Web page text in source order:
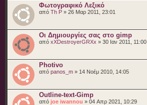
Φωτογραφικό Λεξικό
από Th P » 26 Μαρ 2011, 23:01
Οι Δημιουργίες σας στο gimp
από xXDestroyerGRXx » 30 Ιαν 2011, 11:00
Photivo
από panos_m » 14 Νοέμ 2010, 14:05
Outline-text-Gimp
από joe iwannou » 04 Απρ 2021, 10:29